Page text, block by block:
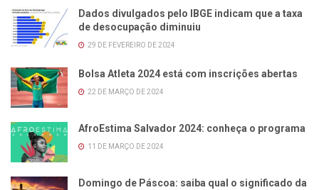
Dados divulgados pelo IBGE indicam que a taxa
de desocupação diminuiu
29 DE FEVEREIRO DE 2024
Bolsa Atleta 2024 está com inscrições abertas
22 DE MARÇO DE 2024
AfroEstima Salvador 2024: conheça o programa
11 DE MARÇO DE 2024
Domingo de Páscoa: saiba qual o significado da